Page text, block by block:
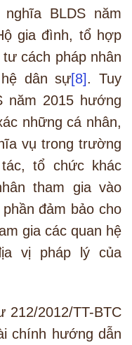
BLDS năm
gia đình, tổ hợp
cách pháp nhân
dân sự[8]. Tuy
năm 2015 hướng
những cá nhân,
vụ trong trường
tổ chức khác
tham gia vào
đảm bảo cho
gia các quan hệ
vị pháp lý của
212/2012/TT-BTC
chính hướng dẫn